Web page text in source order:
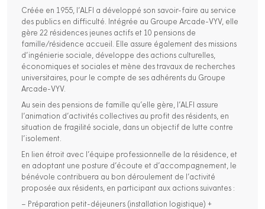
Créée en 1955, l’ALFI a développé son savoir-faire au service
des publics en difficulté. Intégrée au Groupe Arcade-VYV, elle
gère 22 résidences jeunes actifs et 10 pensions de
famille/résidence accueil. Elle assure également des missions
d’ingénierie sociale, développe des actions culturelles,
économiques et sociales et mène des travaux de recherches
universitaires, pour le compte de ses adhérents du Groupe
Arcade-VYV.
Au sein des pensions de famille qu’elle gère, l’ALFI assure
l’animation d’activités collectives au profit des résidents, en
situation de fragilité sociale, dans un objectif de lutte contre
l’isolement.
En lien étroit avec l’équipe professionnelle de la résidence, et
en adoptant une posture d’écoute et d’accompagnement, le
bénévole contribuera au bon déroulement de l’activité
proposée aux résidents, en participant aux actions suivantes :
– Préparation petit-déjeuners (installation logistique) +